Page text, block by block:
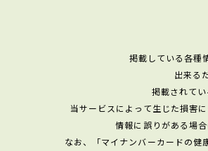
掲載している各種
出来る
掲載されて
当サービスによって生じた損害
情報に誤りがある場
なお、「マイナンバーカードの健